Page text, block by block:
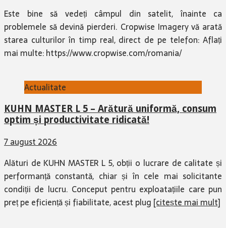
Este bine să vedeți câmpul din satelit, înainte ca
problemele să devină pierderi. Cropwise Imagery vă arată
starea culturilor în timp real, direct de pe telefon: Aflați
mai multe: https://www.cropwise.com/romania/
Actualitate
KUHN MASTER L 5 – Arătură uniformă, consum
optim și productivitate ridicată!
7 august 2026
Alături de KUHN MASTER L 5, obții o lucrare de calitate și
performanță constantă, chiar și în cele mai solicitante
condiții de lucru. Conceput pentru exploatațiile care pun
preț pe eficiență și fiabilitate, acest plug [citește mai mult]